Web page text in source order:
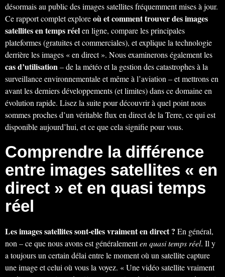
désormais au public des images satellites fréquemment mises à jour.
Ce rapport complet exploreoù et comment trouver des images
satellites en temps réelen ligne, compare les principales
plateformes (gratuites et commerciales), et explique la technologie
derrière les images « en direct ». Nous examinerons également les
cas d’utilisation– de la météo et la gestion des catastrophes à la
surveillance environnementale et même à l’aviation – et mettrons en
avant les derniers développements (et limites) dans ce domaine en
évolution rapide. Lisez la suite pour découvrir à quel point nous
sommes proches d’un véritable flux en direct de la Terre, ce qui est
disponible aujourd’hui, et ce que cela signifie pour vous.
Comprendre la différence
entre images satellites « en
direct » et en quasi temps
réel
Les images satellites sont-elles vraiment en direct ? En général,
non – ce que nous avons est généralementen quasi temps réel. Il y
a toujours un certain délai entre le moment où un satellite capture
une image et celui où vous la voyez. « Une vidéo satellite vraiment